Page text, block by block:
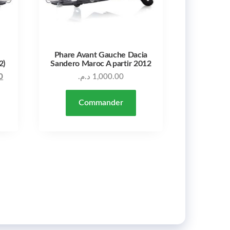
Le prix actuel est : 3,200.00 د.م..
Phare Avant Gauche Dacia
Sandero Maroc A partir 2012
1,000.00 د.م.
Commander